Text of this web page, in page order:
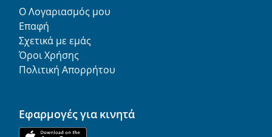
Ο Λογαριασμός μου
Επαφή
Σχετικά με εμάς
Όροι Χρήσης
Πολιτική Απορρήτου
Εφαρμογές για κινητά